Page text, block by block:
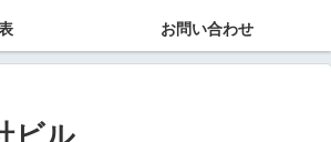
お問い合わせ